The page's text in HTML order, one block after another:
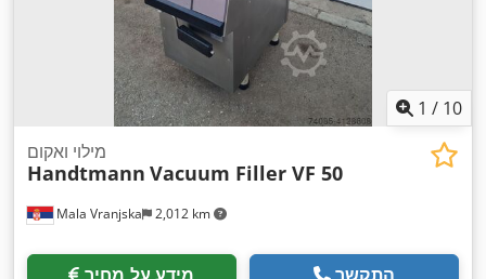
1 / 10
Mala Vranjska 2,012 km
מילוי ואקום
Handtmann Vacuum Filler VF 50